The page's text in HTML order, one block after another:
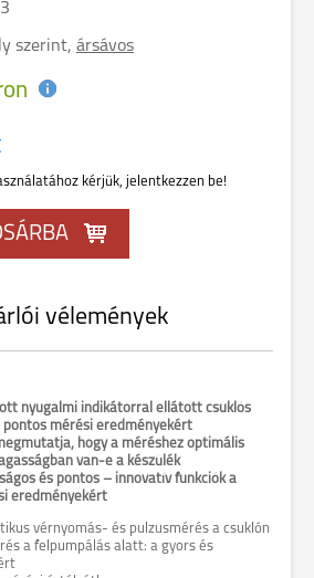
szerint, ársávos
kérjük, jelentkezzen be!
vélemények
nyugalmi indikátorral ellátott csuklós
pontos mérési eredményekért
hogy a méréshez optimális
van-e a készülék
és pontos – innovatív funkciók a
eredményekért
vérnyomás- és pulzusmérés a csuklón
a felpumpálás alatt: a gyors és